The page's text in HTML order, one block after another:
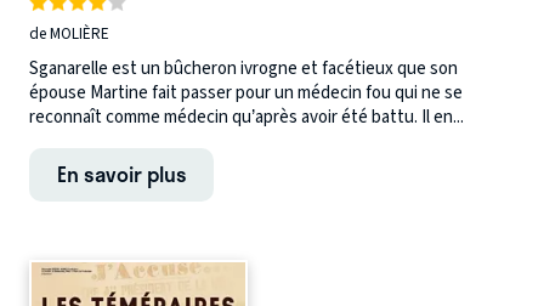
de MOLIÈRE
Sganarelle est un bûcheron ivrogne et facétieux que son
épouse Martine fait passer pour un médecin fou qui ne se
reconnaît comme médecin qu’après avoir été battu. Il en...
En savoir plus